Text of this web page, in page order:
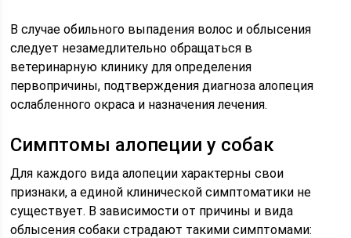
В случае обильного выпадения волос и облысения
следует незамедлительно обращаться в
ветеринарную клинику для определения
первопричины, подтверждения диагноза алопеция
ослабленного окраса и назначения лечения.
Симптомы алопеции у собак
Для каждого вида алопеции характерны свои
признаки, а единой клинической симптоматики не
существует. В зависимости от причины и вида
облысения собаки страдают такими симптомами: